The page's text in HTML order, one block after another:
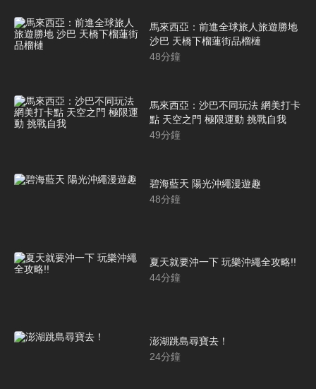
馬來西亞：前進全球旅人旅遊勝地
沙巴 天橋下榴蓮街品榴槤
48分鐘
馬來西亞：沙巴不同玩法 網美打卡
點 天空之門 極限運動 挑戰自我
49分鐘
碧海藍天 陽光沖繩漫遊趣
48分鐘
夏天就要沖一下 玩樂沖繩全攻略!!
44分鐘
澎湖跳島尋寶去！
24分鐘